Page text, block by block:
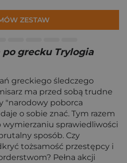
ZESTAW
po grecku Trylogia
greckiego śledczego
ma przed sobą trudne
"narodowy poborca
o sobie znać. Tym razem
wymierzaniu sprawiedliwości
sposób. Czy
tożsamość przestępcy i
Pełna akcji